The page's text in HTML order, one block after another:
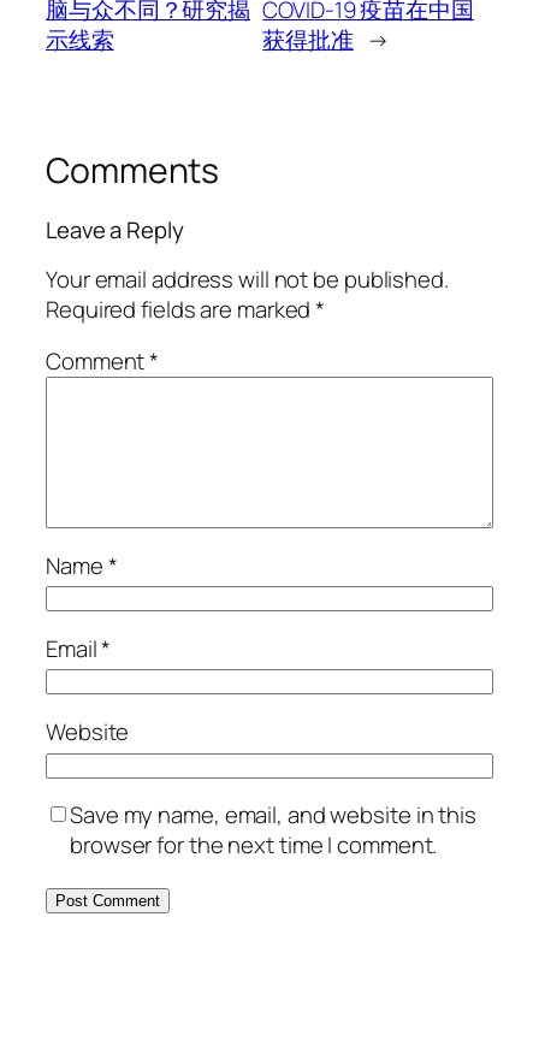
脑与众不同？研究揭
示线索
COVID-19 疫苗在中国
获得批准 →
Comments
Leave a Reply
Your email address will not be published.
Required fields are marked*
Comment*
Name*
Email*
Website
Save my name, email, and website in this
browser for the next time I comment.